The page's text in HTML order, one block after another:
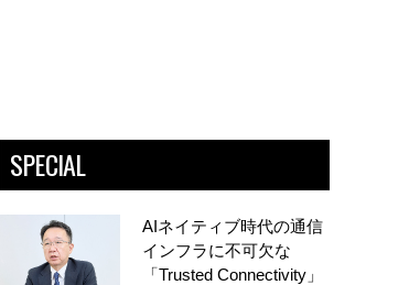
SPECIAL
AIネイティブ時代の通信
インフラに不可欠な
「Trusted Connectivity」